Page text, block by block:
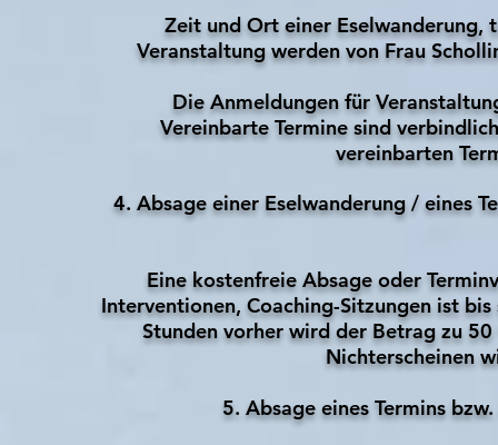
Zeit und Ort einer Eselwanderung,
Veranstaltung werden von Frau
Die Anmeldungen für
Vereinbarte Termine sind
vereinbarten
4. Absage einer Eselwanderung / eines
Eine kostenfreie Absage oder
Interventionen, Coaching-Sitzungen ist
Stunden vorher wird der Betrag zu
Nichterscheinen
5. Absage eines Termins